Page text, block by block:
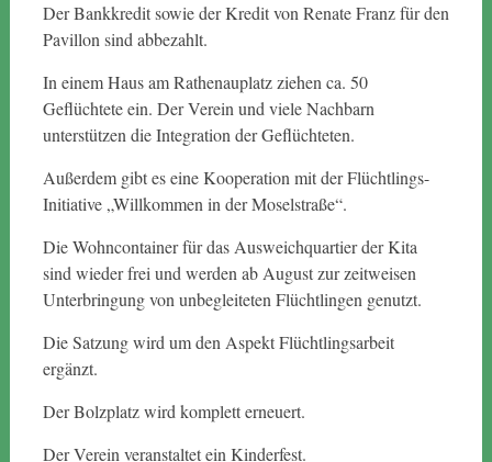
Der Bankkredit sowie der Kredit von Renate Franz für den
Pavillon sind abbezahlt.
In einem Haus am Rathenauplatz ziehen ca. 50
Geflüchtete ein. Der Verein und viele Nachbarn
unterstützen die Integration der Geflüchteten.
Außerdem gibt es eine Kooperation mit der Flüchtlings-
Initiative „Willkommen in der Moselstraße“.
Die Wohncontainer für das Ausweichquartier der Kita
sind wieder frei und werden ab August zur zeitweisen
Unterbringung von unbegleiteten Flüchtlingen genutzt.
Die Satzung wird um den Aspekt Flüchtlingsarbeit
ergänzt.
Der Bolzplatz wird komplett erneuert.
Der Verein veranstaltet ein Kinderfest.